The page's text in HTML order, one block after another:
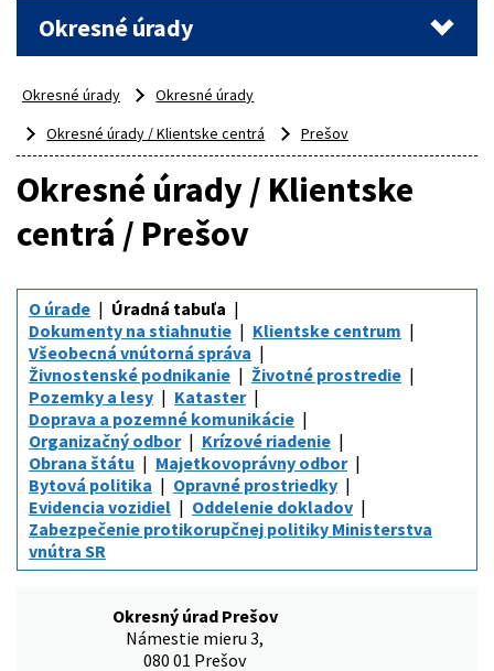
Okresné úrady
Okresné úrady
Okresné úrady
Okresné úrady / Klientske centrá
Prešov
Okresné úrady / Klientske
centrá / Prešov
O úrade
Úradná tabuľa
Dokumenty na stiahnutie
Klientske centrum
Všeobecná vnútorná správa
Živnostenské podnikanie
Životné prostredie
Pozemky a lesy
Kataster
Doprava a pozemné komunikácie
Organizačný odbor
Krízové riadenie
Obrana štátu
Majetkovoprávny odbor
Bytová politika
Opravné prostriedky
Evidencia vozidiel
Oddelenie dokladov
Zabezpečenie protikorupčnej politiky Ministerstva
vnútra SR
Okresný úrad Prešov
Námestie mieru 3,
080 01 Prešov